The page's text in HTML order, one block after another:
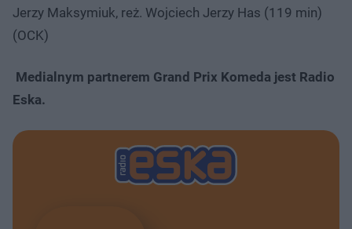
Jerzy Maksymiuk, reż. Wojciech Jerzy Has (119 min)
(OCK)
Medialnym partnerem Grand Prix Komeda jest Radio
Eska.